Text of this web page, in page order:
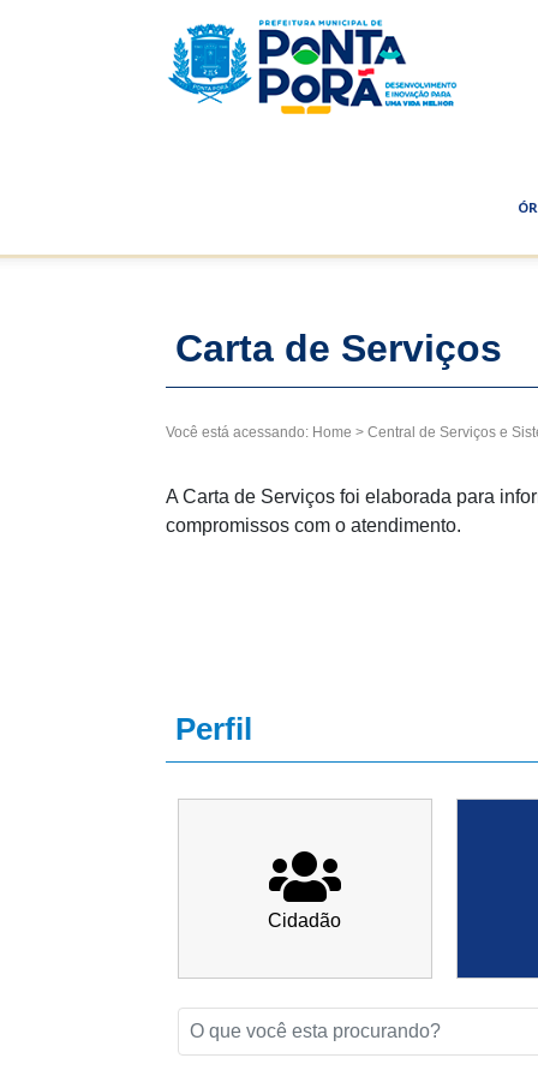
Ponta
Carta de Serviços
Você está acessando: Home > Central de Serviços e
A Carta de Serviços foi elaborada para
compromissos com o atendimento.
Perfil
Cidadão